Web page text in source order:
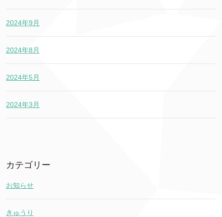
2024年9月
2024年8月
2024年5月
2024年3月
カテゴリー
お知らせ
きゅうり